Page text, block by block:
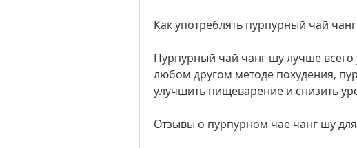
Как употреблять пурпурный чай
Пурпурный чай чанг шу лучше всего
любом другом методе похудения,
улучшить пищеварение и снизить
Отзывы о пурпурном чае чанг шу